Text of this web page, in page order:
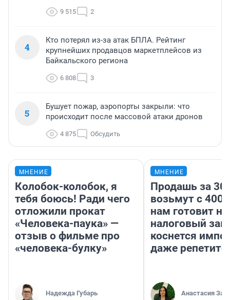
9 515 2
4
Кто потерял из-за атак БПЛА. Рейтинг
крупнейших продавцов маркетплейсов из
Байкальского региона
6 808 3
5
Бушует пожар, аэропорты закрыли: что
происходит после массовой атаки дронов
4 875 Обсудить
МНЕНИЕ
Колобок-колобок, я
тебя боюсь! Ради чего
отложили прокат
«Человека-паука» —
отзыв о фильме про
«человека-булку»
Надежда Губарь
МНЕНИЕ
Продашь за
возьмут с
нам готовит
налоговый
коснется
даже
Анастасия